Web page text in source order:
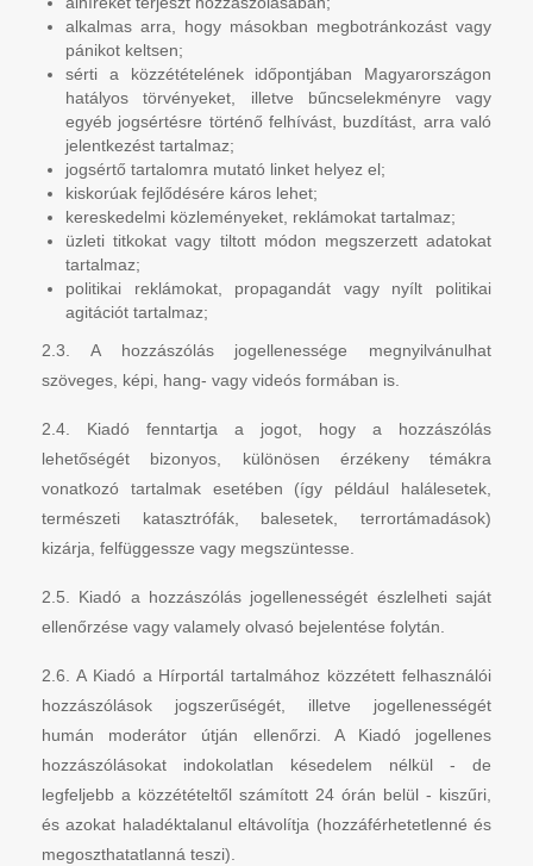
alkalmas arra, hogy másokban megbotránkozást vagy
pánikot keltsen;
sérti a közzétételének időpontjában Magyarországon
hatályos törvényeket, illetve bűncselekményre vagy
egyéb jogsértésre történő felhívást, buzdítást, arra való
jelentkezést tartalmaz;
jogsértő tartalomra mutató linket helyez el;
kiskorúak fejlődésére káros lehet;
kereskedelmi közleményeket, reklámokat tartalmaz;
üzleti titkokat vagy tiltott módon megszerzett adatokat
tartalmaz;
politikai reklámokat, propagandát vagy nyílt politikai
agitációt tartalmaz;
2.3. A hozzászólás jogellenessége megnyilvánulhat
szöveges, képi, hang- vagy videós formában is.
2.4. Kiadó fenntartja a jogot, hogy a hozzászólás
lehetőségét bizonyos, különösen érzékeny témákra
vonatkozó tartalmak esetében (így például halálesetek,
természeti katasztrófák, balesetek, terrortámadások)
kizárja, felfüggessze vagy megszüntesse.
2.5. Kiadó a hozzászólás jogellenességét észlelheti saját
ellenőrzése vagy valamely olvasó bejelentése folytán.
2.6. A Kiadó a Hírportál tartalmához közzétett felhasználói
hozzászólások jogszerűségét, illetve jogellenességét
humán moderátor útján ellenőrzi. A Kiadó jogellenes
hozzászólásokat indokolatlan késedelem nélkül - de
legfeljebb a közzétételtől számított 24 órán belül - kiszűri,
és azokat haladéktalanul eltávolítja (hozzáférhetetlenné és
megoszthatatlanná teszi).